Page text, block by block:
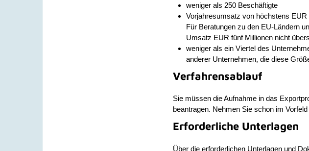
weniger als 250 Beschäftigte
Vorjahresumsatz von höchstens EUR
Für Beratungen zu den EU-Ländern
Umsatz EUR fünf Millionen nicht
weniger als ein Viertel des
anderer Unternehmen, die diese
Verfahrensablauf
Sie müssen die Aufnahme in das
beantragen. Nehmen Sie schon im
Erforderliche Unterlagen
Über die erforderlichen Unterlagen und